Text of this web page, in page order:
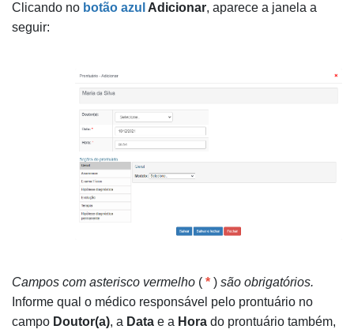
Clicando no botão azul Adicionar, aparece a janela a
seguir:
Campos com asterisco vermelho ( * ) são obrigatórios.
Informe qual o médico responsável pelo prontuário no
campo Doutor(a), a Data e a Hora do prontuário também,